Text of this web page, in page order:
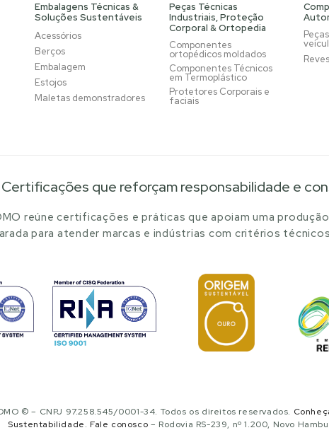
Embalagens Técnicas &
Soluções Sustentáveis
Acessórios
Berços
Embalagem
Estojos
Maletas demonstradores
Peças Técnicas
Industriais, Proteção
Corporal & Ortopedia
Componentes
ortopédicos moldados
Componentes Técnicos
em Termoplástico
Protetores Corporais e
faciais
Certificações que reforçam responsabilidade e
reúne certificações e práticas que apoiam uma
para atender marcas e indústrias com critérios
© – CNPJ 97.258.545/0001-34. Todos os direitos reservados.
Sustentabilidade. Fale conosco – Rodovia RS-239, nº 1.200, Novo